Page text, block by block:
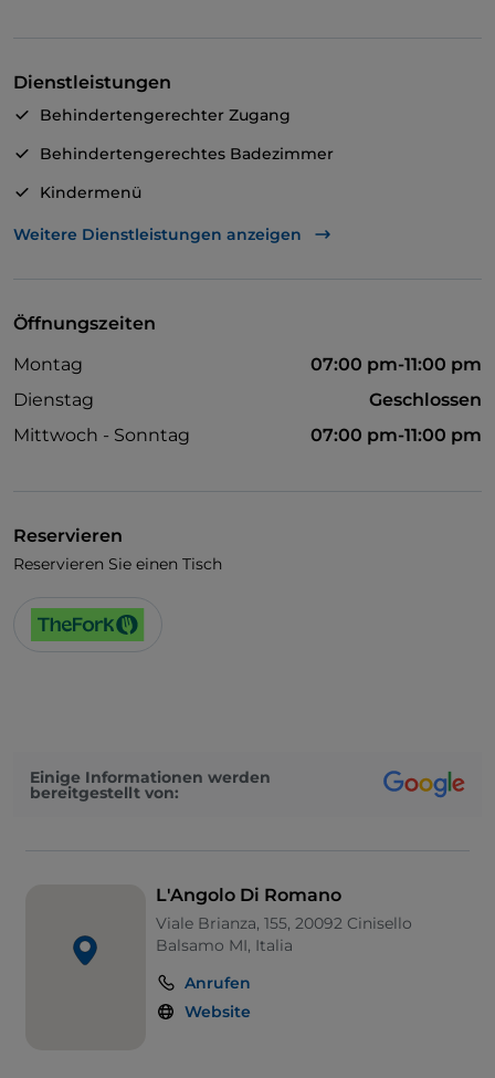
Dienstleistungen
Behindertengerechter Zugang
Behindertengerechtes Badezimmer
Kindermenü
WLAN
Weitere Dienstleistungen anzeigen
Öffnungszeiten
Montag
07:00 pm-11:00 pm
Dienstag
Geschlossen
Mittwoch - Sonntag
07:00 pm-11:00 pm
Reservieren
Reservieren Sie einen Tisch
Einige Informationen werden
bereitgestellt von:
L'Angolo Di Romano
Viale Brianza, 155, 20092 Cinisello
Balsamo MI, Italia
Anrufen
Website